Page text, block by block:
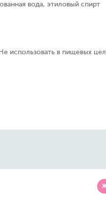
вода, этиловый спирт
использовать в пищевых